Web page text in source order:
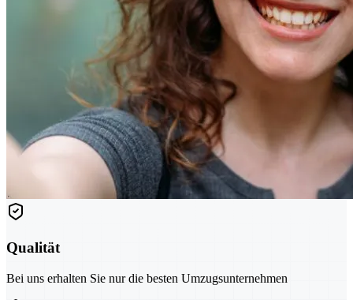
Qualität
Bei uns erhalten Sie nur die besten Umzugsunternehmen